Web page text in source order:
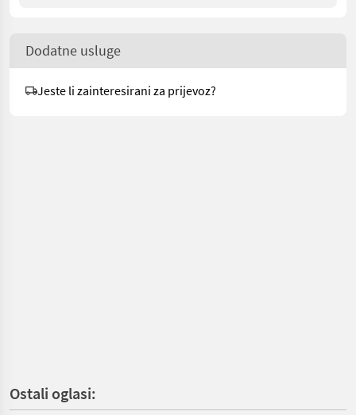
Dodatne usluge
Jeste li zainteresirani za prijevoz?
Ostali oglasi: